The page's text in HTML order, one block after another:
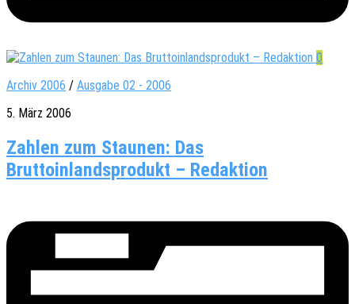
0
Archiv 2006 / Ausgabe 02 - 2006
5. März 2006
Zahlen zum Staunen: Das
Bruttoinlandsprodukt – Redaktion